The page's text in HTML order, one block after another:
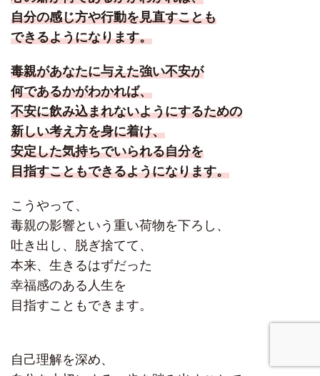
自分の感じ方や行動を見直すことも
できるようになります。
毒親があなたに与えた強い不安が
何であるかがわかれば、
不安に飲み込まれないようにするための
新しい考え方を身に着け、
安定した気持ちでいられる自分を
目指すこともできるようになります。
こうやって、
毒親の影響という重い荷物を下ろし、
吐き出し、脱ぎ捨てて、
本来、生きるはずだった
幸福感のある人生を
目指すこともできます。
自己理解を深め、